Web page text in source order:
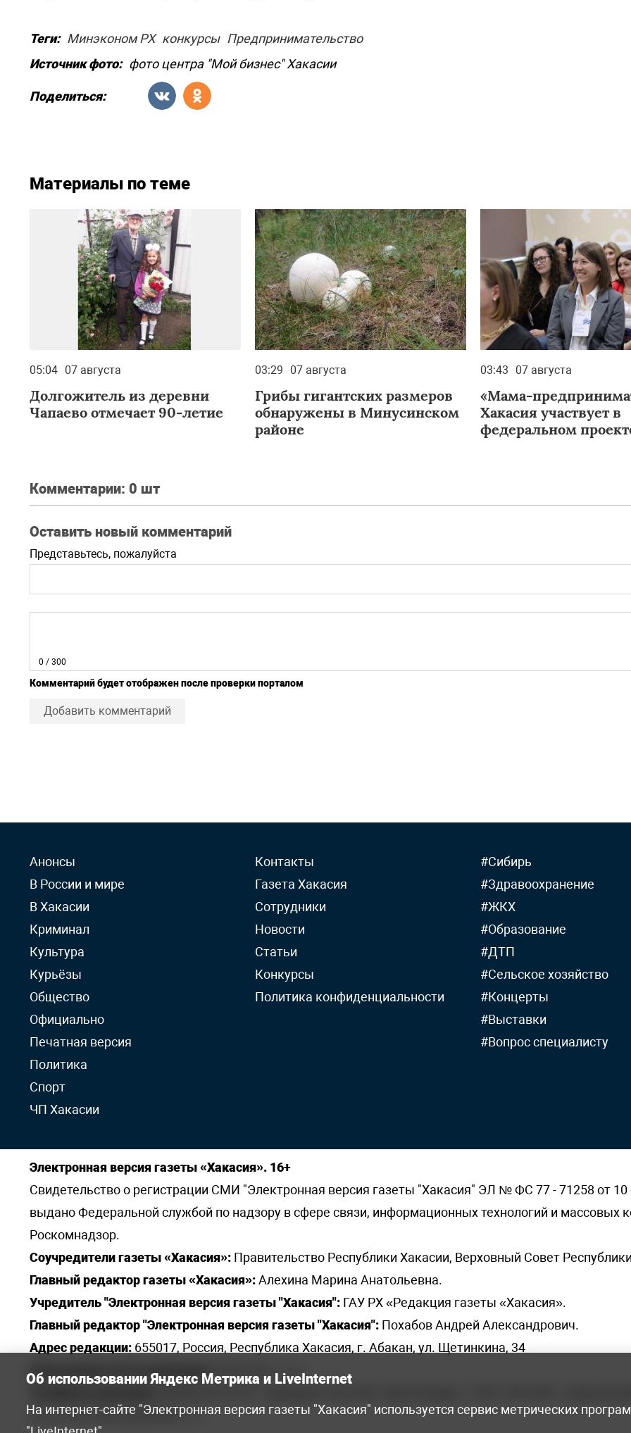
Теги: Минэконом РХ конкурсы Предпринимательство
Источник фото: фото центра "Мой бизнес" Хакасии
Поделиться:
Материалы по теме
05:04 07 августа
Долгожитель из деревни
Чапаево отмечает 90-летие
03:29 07 августа
Грибы гигантских размеров
обнаружены в Минусинском
районе
03:43 07 августа
«Мама-
Хакасия участвует в
федеральном
Комментарии: 0 шт
Оставить новый комментарий
Представьтесь, пожалуйста
0 / 300
Комментарий будет отображен после проверки порталом
Добавить комментарий
Анонсы
В России и мире
В Хакасии
Криминал
Культура
Курьёзы
Общество
Официально
Печатная версия
Политика
Спорт
ЧП Хакасии
Контакты
Газета Хакасия
Сотрудники
Новости
Статьи
Конкурсы
Политика конфиденциальности
#Сибирь
#Здравоохранение
#ЖКХ
#Образование
#ДТП
#Сельское хозяйство
#Концерты
#Выставки
#Вопрос специалисту
Электронная версия газеты «Хакасия». 16+
Свидетельство о регистрации СМИ "Электронная версия газеты "Хакасия" ЭЛ № ФС 77 - 71258 от 10
выдано Федеральной службой по надзору в сфере связи, информационных технологий и массовых
Роскомнадзор.
Соучредители газеты «Хакасия»: Правительство Республики Хакасии, Верховный Совет
Главный редактор газеты «Хакасия»:Алехина Марина Анатольевна.
Учредитель "Электронная версия газеты "Хакасия": ГАУ РХ «Редакция газеты «Хакасия».
Главный редактор "Электронная версия газеты "Хакасия": Похабов Андрей Александрович.
Адрес редакции: 655017, Россия, Республика Хакасия, г. Абакан, ул. Щетинкина, 34
Электронная почта редакции: khakred@r-19.ru
elena.s.korotkowa@yandex.ru.
Об использовании Яндекс Метрика и LiveInternet
На интернет-сайте "Электронная версия газеты "Хакасия" используется сервис метрических